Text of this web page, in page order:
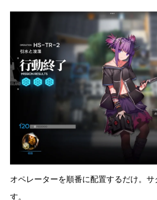
オペレーターを順番に配置するだけ。サ
す。